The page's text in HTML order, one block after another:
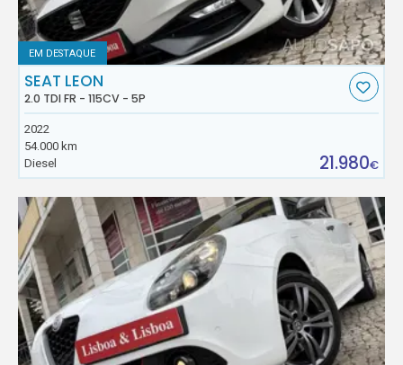
EM DESTAQUE
SEAT LEON
2.0 TDI FR - 115CV - 5P
2022
54.000 km
Diesel
21.980€